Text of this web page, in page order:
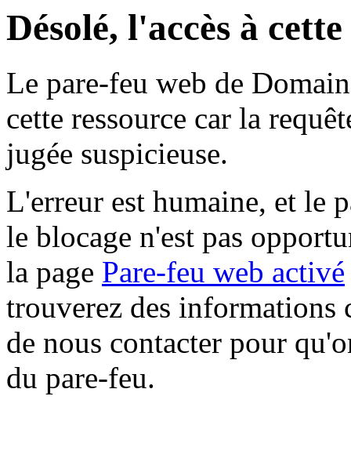
Désolé, l'accès à
Le pare-feu web de
cette ressource car la
jugée suspicieuse.
L'erreur est humaine, et le
le blocage n'est pas
la page Pare-feu web activé
trouverez des informations
de nous contacter pour
du pare-feu.